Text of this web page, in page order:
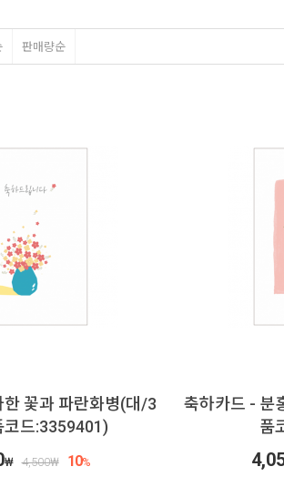
판매량순
꽃과 파란화병(대/3
코드:3359401)
₩ 4,500₩ 10%
축하카드 - 분
품